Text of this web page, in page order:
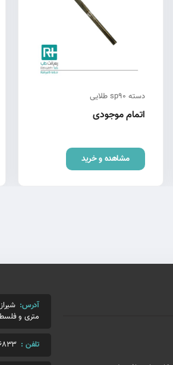
دسته sp90 طلایی
اتمام موجودی
مشاهده و خرید
آدرس:
متری و
تلفن :